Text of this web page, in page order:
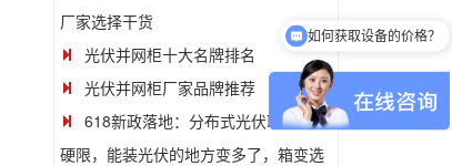
厂家选择干货
光伏并网柜十大名牌排名
光伏并网柜厂家品牌推荐
618新政落地：分布式光伏取消80%
硬限，能装光伏的地方变多了，箱变选
如何获取设备的价格？